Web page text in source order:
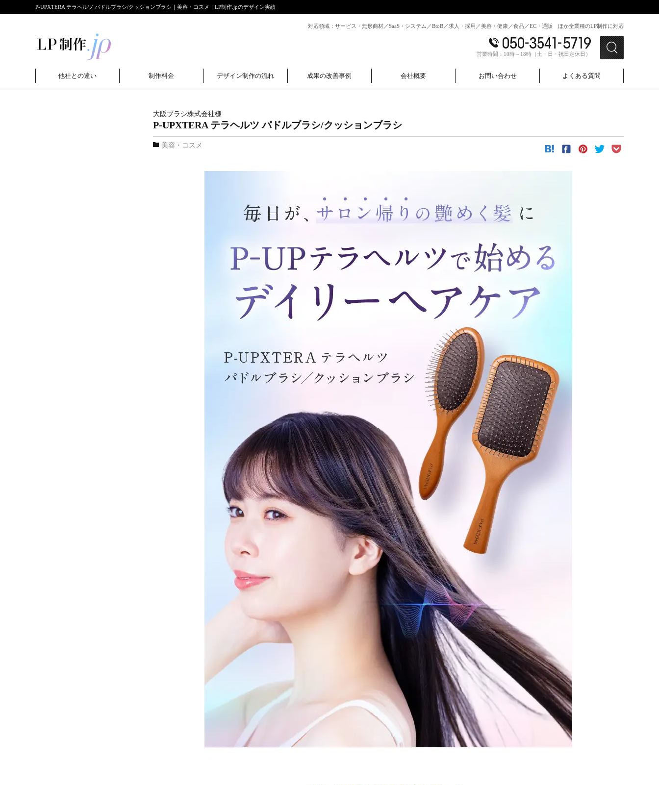
P-UPXTERA テラヘルツ パドルブラシ/クッションブラシ｜美容・コスメ｜LP制作.jpのデザイン実績
対応領域：サービス・無形商材／SaaS・システム／BtoB／求人・採用／美容・健康／食品／EC・通販 ほか全業種のLP制作に対応
営業時間：10時～18時（土・日・祝日定休日）
他社との違い 制作料金 デザイン制作の流れ 成果の改善事例 会社概要 お問い合わせ よくある質問
大阪ブラシ株式会社様
P-UPXTERA テラヘルツ パドルブラシ/クッションブラシ
美容・コスメ